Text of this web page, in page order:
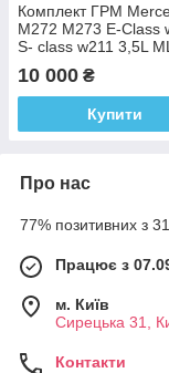
Комплект ГРМ
M272 M273 E-Class
S- class w211 3,5L
10 000 ₴
Купити
Про нас
77% позитивних з 31
Працює з
м. Київ
Сирецька 31,
Контакти